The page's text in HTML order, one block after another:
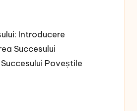
Introducere
Succesului
Poveștile